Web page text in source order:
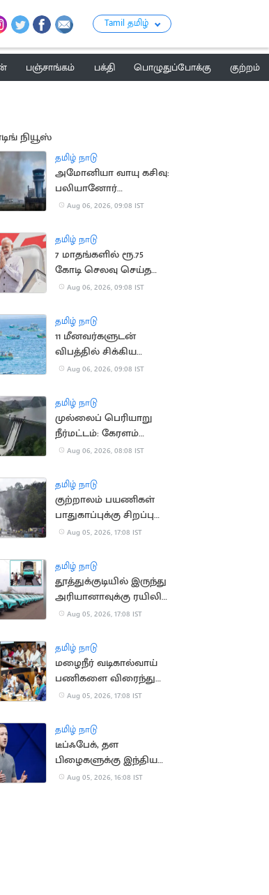
Tamil தமிழ்
பஞ்சாங்கம் பக்தி பொழுதுப்போக்கு
குற்றம்
நியூஸ்
தமிழ் நாடு
அமோனியா வாயு கசிவு:
பலியானோர்
குடும்பங்களுக்கு ரூ.10
Aug 06, 2026, 09:08 IST
தமிழ் நாடு
7 மாதங்களில் ரூ.75
கோடி செலவு செய்த
பிரதமர் மோடி
Aug 06, 2026, 09:08 IST
தமிழ் நாடு
11 மீனவர்களுடன்
விபத்தில் சிக்கிய
இந்திய மீனவர்களின்
Aug 06, 2026, 09:08 IST
தமிழ் நாடு
முல்லைப் பெரியாறு
நீர்மட்டம்: கேரளம்
அமைச்சர் எச்சரிக்கை
Aug 06, 2026, 08:08 IST
தமிழ் நாடு
குற்றாலம் பயணிகள்
பாதுகாப்புக்கு சிறப்பு
கண்காணிப்பு குழு
Aug 05, 2026, 17:08 IST
தமிழ் நாடு
தூத்துக்குடியில் இருந்து
அரியானாவுக்கு ரயிலில்
செல்லும் மின்சார
Aug 05, 2026, 17:08 IST
தமிழ் நாடு
மழைநீர் வடிகால்வாய்
பணிகளை விரைந்து
முடிக்க உத்தரவு
Aug 05, 2026, 17:08 IST
தமிழ் நாடு
டீப்ஃபேக், தள
பிழைகளுக்கு இந்திய
அரசிடம் மன்னிப்பு
Aug 05, 2026, 16:08 IST